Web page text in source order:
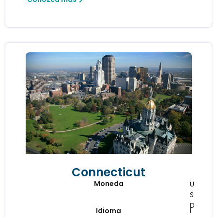
Connecticut
Moneda
U
S
D
Idioma
I